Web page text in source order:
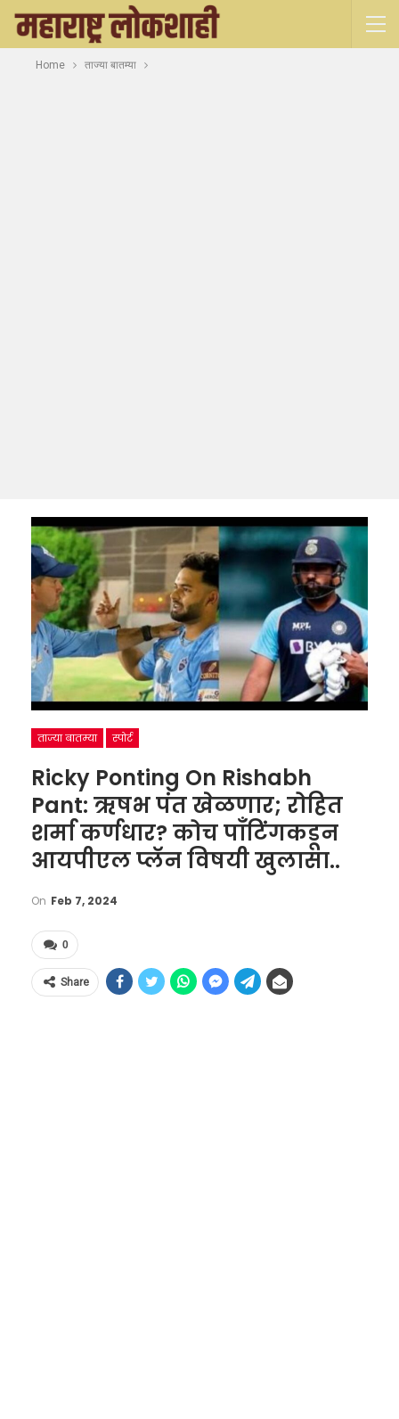
Home ताज्या बातम्या
ताज्या बातम्या स्पोर्ट
Ricky Ponting On Rishabh
Pant: ऋषभ पंत खेळणार; रोहित
शर्मा कर्णधार? कोच पाँटिंगकडून
आयपीएल प्लॅन विषयी खुलासा..
On Feb 7, 2024
0
Share